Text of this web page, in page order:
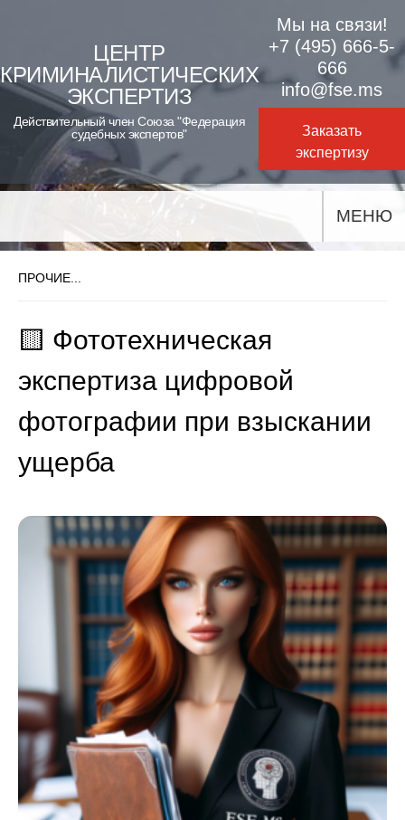
content
ЦЕНТР
КРИМИНАЛИСТИЧЕСКИХ
ЭКСПЕРТИЗ
Действительный член Союза "Федерация
судебных экспертов"
Мы на связи!
+7 (495) 666-5-
666
info@fse.ms
Заказать
экспертизу
МЕНЮ
ПРОЧИЕ...
🟨 Фототехническая
экспертиза цифровой
фотографии при взыскании
ущерба